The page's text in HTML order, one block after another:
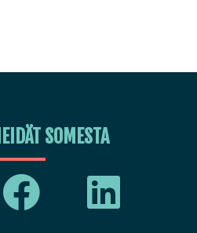
SOMESTA